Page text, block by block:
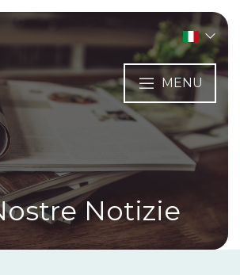
MENU
Notizie